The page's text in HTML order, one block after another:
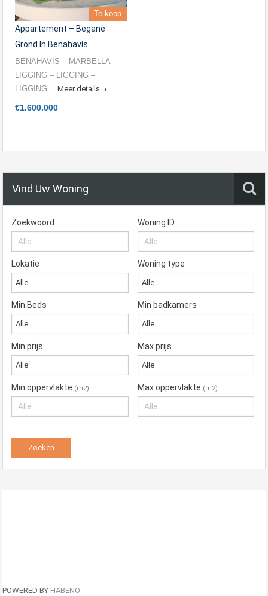
Te koop
Appartement – Begane
Grond In Benahavís
BENAHAVIS – MARBELLA –
LIGGING – LIGGING –
LIGGING… Meer details
€1.600.000
Vind Uw Woning
Zoekwoord Woning ID
Lokatie
Alle
Woning type
Alle
Min Beds
Alle
Min badkamers
Alle
Min prijs
Alle
Max prijs
Alle
Min oppervlakte (m2) Max oppervlakte (m2)
POWERED BY HABENO